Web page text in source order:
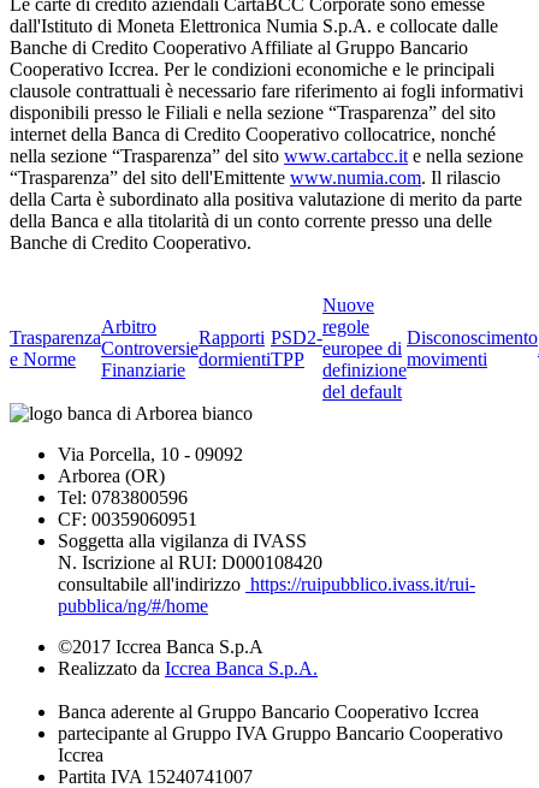
dall'Istituto di Moneta Elettronica Numia S.p.A. e collocate dalle
Banche di Credito Cooperativo Affiliate al Gruppo Bancario
Cooperativo Iccrea. Per le condizioni economiche e le principali
clausole contrattuali è necessario fare riferimento ai fogli informativi
disponibili presso le Filiali e nella sezione “Trasparenza” del sito
internet della Banca di Credito Cooperativo collocatrice, nonché
nella sezione “Trasparenza” del sito www.cartabcc.it e nella sezione
“Trasparenza” del sito dell'Emittente www.numia.com. Il rilascio
della Carta è subordinato alla positiva valutazione di merito da parte
della Banca e alla titolarità di un conto corrente presso una delle
Banche di Credito Cooperativo.
Trasparenza
e Norme
Arbitro
Controversie
Finanziarie
Rapporti
dormienti
PSD2-
TPP
Nuove
regole
europee di
definizione
del default
Disconoscimento
movimenti
Via Porcella, 10 - 09092
Arborea (OR)
Tel: 0783800596
CF: 00359060951
Soggetta alla vigilanza di IVASS
N. Iscrizione al RUI: D000108420
consultabile all'indirizzo https://ruipubblico.ivass.it/rui-
pubblica/ng/#/home
©2017 Iccrea Banca S.p.A
Realizzato da Iccrea Banca S.p.A.
Banca aderente al Gruppo Bancario Cooperativo Iccrea
partecipante al Gruppo IVA Gruppo Bancario Cooperativo
Iccrea
Partita IVA 15240741007